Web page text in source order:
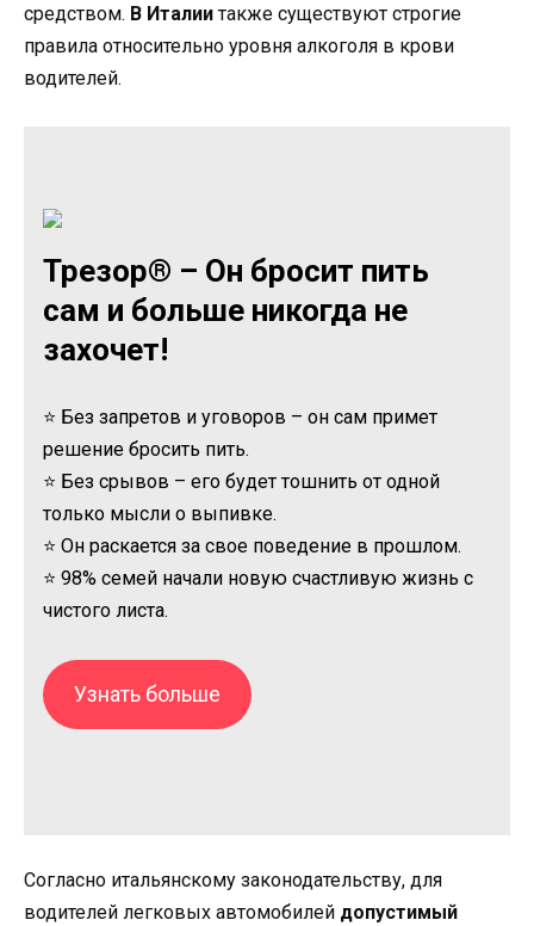
средством. В Италии также существуют строгие
правила относительно уровня алкоголя в крови
водителей.
Трезор® – Он бросит пить
сам и больше никогда не
захочет!
⭐ Без запретов и уговоров – он сам примет
решение бросить пить.
⭐ Без срывов – его будет тошнить от одной
только мысли о выпивке.
⭐ Он раскается за свое поведение в прошлом.
⭐ 98% семей начали новую счастливую жизнь с
чистого листа.
Узнать больше
Согласно итальянскому законодательству, для
водителей легковых автомобилей допустимый